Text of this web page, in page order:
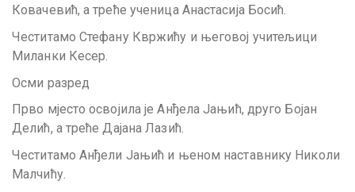
Ковачевић, а треће ученица Анастасија Босић.
Честитамо Стефану Квржићу и његовој учитељици
Миланки Кесер.
Осми разред
Прво мјесто освојила је Анђела Јањић, друго Бојан
Делић, а треће Дајана Лазић.
Честитамо Анђели Јањић и њеном наставнику Николи
Малчићу.